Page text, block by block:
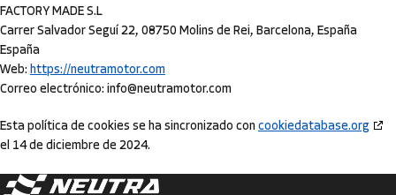
FACTORY MADE S.L
Carrer Salvador Seguí 22, 08750 Molins de Rei, Barcelona, España
España
Web: https://neutramotor.com
Correo electrónico: info@neutramotor.com
Esta política de cookies se ha sincronizado con cookiedatabase.org
el 14 de diciembre de 2024.